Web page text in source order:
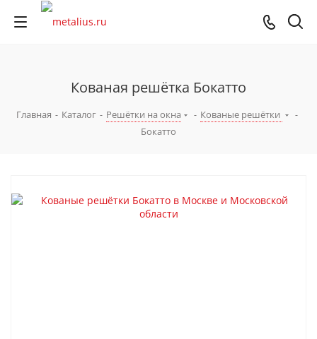
Кованая решётка Бокатто
Главная - Каталог - Решётки на окна - Кованые решётки
-
Бокатто